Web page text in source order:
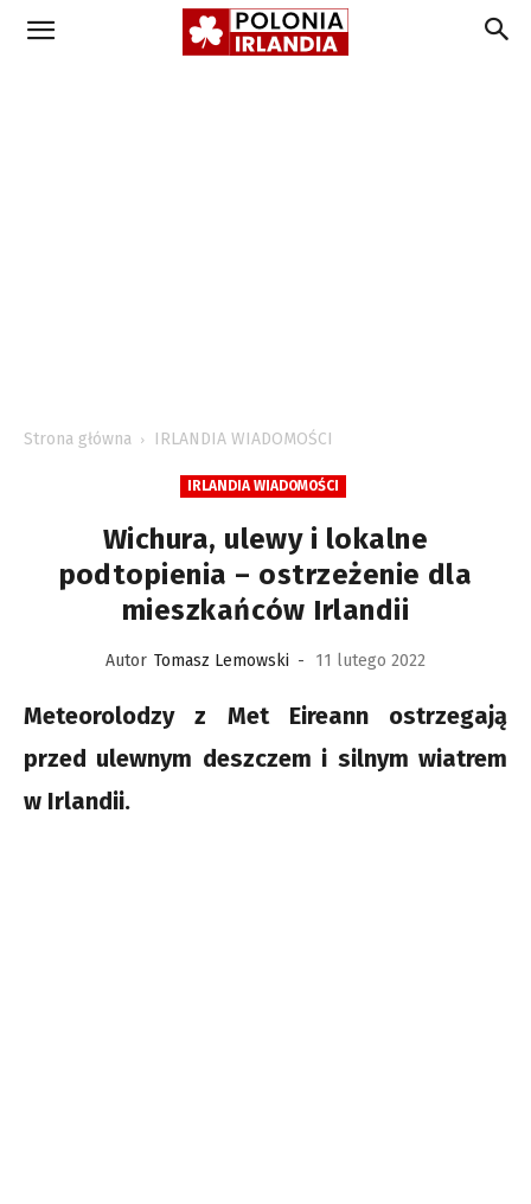
Strona główna IRLANDIA WIADOMOŚCI
IRLANDIA WIADOMOŚCI
Wichura, ulewy i lokalne
podtopienia – ostrzeżenie dla
mieszkańców Irlandii
Autor Tomasz Lemowski - 11 lutego 2022
Meteorolodzy z Met Eireann ostrzegają
przed ulewnym deszczem i silnym wiatrem
w Irlandii.